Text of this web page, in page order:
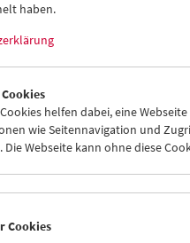
(Verbotene Sehnsucht)
haben.
helfen dabei, eine
wie Seitennavigation und
Die Webseite kann ohne diese
Cookies